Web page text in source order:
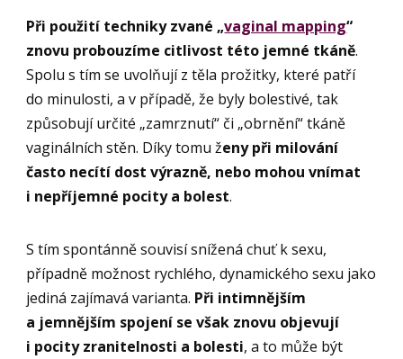
Při použití techniky zvané „vaginal mapping“
znovu probouzíme citlivost této jemné tkáně.
Spolu s tím se uvolňují z těla prožitky, které patří
do minulosti, a v případě, že byly bolestivé, tak
způsobují určité „zamrznutí“ či „obrnění“ tkáně
vaginálních stěn. Díky tomu ženy při milování
často necítí dost výrazně, nebo mohou vnímat
i nepříjemné pocity a bolest.
S tím spontánně souvisí snížená chuť k sexu,
případně možnost rychlého, dynamického sexu jako
jediná zajímavá varianta. Při intimnějším
a jemnějším spojení se však znovu objevují
i pocity zranitelnosti a bolesti, a to může být